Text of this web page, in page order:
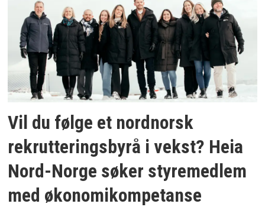
norge
Vil du følge et nordnorsk
rekrutteringsbyrå i vekst? Heia
Nord-Norge søker styremedlem
med økonomikompetanse